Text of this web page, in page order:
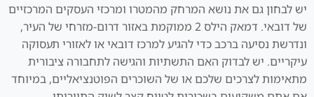
יש לבחון גם את נושא המרחק מהמטרו ומרכזי העסקים המרכזיים
של דובאי. דמאק הילס 2 ממוקמת באזור דרום-מזרחי של העיר,
ונדרשת נסיעה ברכב כדי להגיע למרכז דובאי או לאזורי תעסוקה
עיקריים. יש לבדוק האם התשתיות והגישה לתחבורה ציבורית
מתאימות לצרכים שלכם או של השוכרים הפוטנציאליים, במיוחד